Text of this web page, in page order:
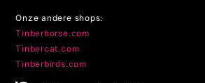
Onze andere shops:
Tinberhorse.com
Tinbercat.com
Tinberbirds.com